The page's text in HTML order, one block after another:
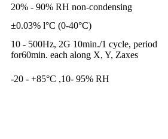
20% - 90% RH non-condensing
±0.03% l°C (0-40°C)
10 - 500Hz, 2G 10min./1 cycle, period
for60min. each along X, Y, Zaxes
-20 - +85°C ,10- 95% RH